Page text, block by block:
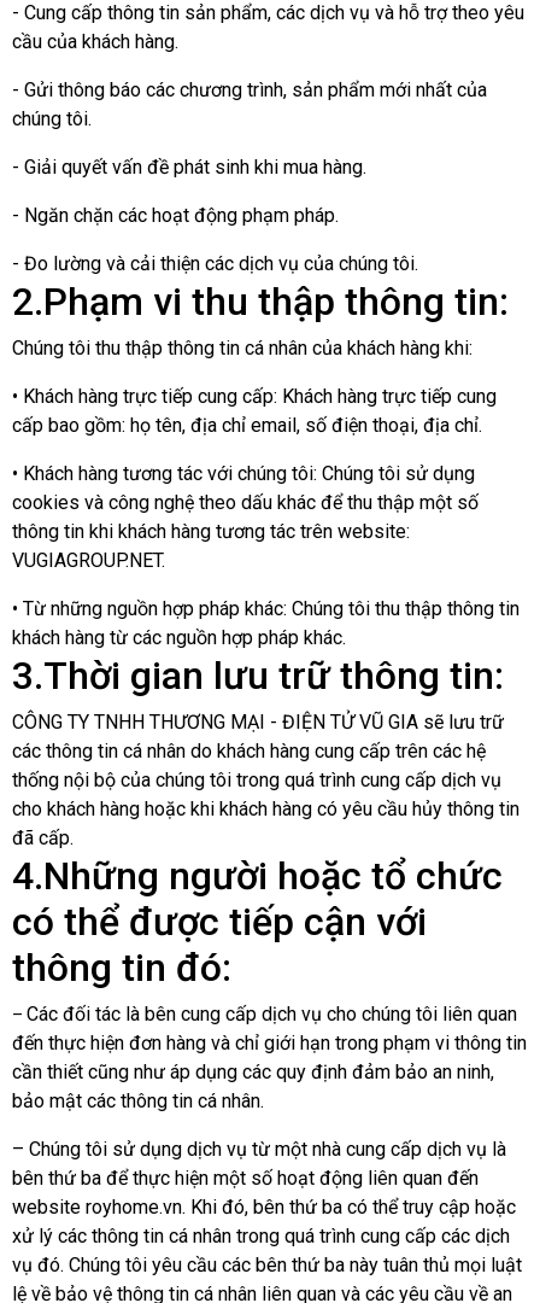
- Cung cấp thông tin sản phẩm, các dịch vụ và hỗ trợ theo yêu
cầu của khách hàng.
- Gửi thông báo các chương trình, sản phẩm mới nhất của
chúng tôi.
- Giải quyết vấn đề phát sinh khi mua hàng.
- Ngăn chặn các hoạt động phạm pháp.
- Đo lường và cải thiện các dịch vụ của chúng tôi.
2.Phạm vi thu thập thông tin:
Chúng tôi thu thập thông tin cá nhân của khách hàng khi:
• Khách hàng trực tiếp cung cấp: Khách hàng trực tiếp cung
cấp bao gồm: họ tên, địa chỉ email, số điện thoại, địa chỉ.
• Khách hàng tương tác với chúng tôi: Chúng tôi sử dụng
cookies và công nghệ theo dấu khác để thu thập một số
thông tin khi khách hàng tương tác trên website:
VUGIAGROUP.NET.
• Từ những nguồn hợp pháp khác: Chúng tôi thu thập thông tin
khách hàng từ các nguồn hợp pháp khác.
3.Thời gian lưu trữ thông tin:
CÔNG TY TNHH THƯƠNG MẠI - ĐIỆN TỬ VŨ GIA sẽ lưu trữ
các thông tin cá nhân do khách hàng cung cấp trên các hệ
thống nội bộ của chúng tôi trong quá trình cung cấp dịch vụ
cho khách hàng hoặc khi khách hàng có yêu cầu hủy thông tin
đã cấp.
4.Những người hoặc tổ chức
có thể được tiếp cận với
thông tin đó:
– Các đối tác là bên cung cấp dịch vụ cho chúng tôi liên quan
đến thực hiện đơn hàng và chỉ giới hạn trong phạm vi thông tin
cần thiết cũng như áp dụng các quy định đảm bảo an ninh,
bảo mật các thông tin cá nhân.
– Chúng tôi sử dụng dịch vụ từ một nhà cung cấp dịch vụ là
bên thứ ba để thực hiện một số hoạt động liên quan đến
website royhome.vn. Khi đó, bên thứ ba có thể truy cập hoặc
xử lý các thông tin cá nhân trong quá trình cung cấp các dịch
vụ đó. Chúng tôi yêu cầu các bên thứ ba này tuân thủ mọi luật
lệ về bảo vệ thông tin cá nhân liên quan và các yêu cầu về an